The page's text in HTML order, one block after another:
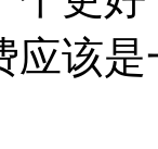
应该